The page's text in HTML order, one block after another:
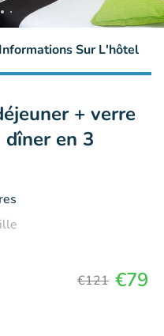
Informations Sur L'hôtel
+ verre
en 3
€121 €79